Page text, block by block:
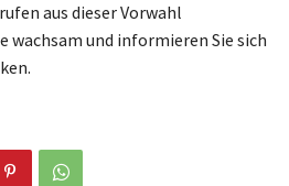
aus dieser Vorwahl
wachsam und informieren Sie sich